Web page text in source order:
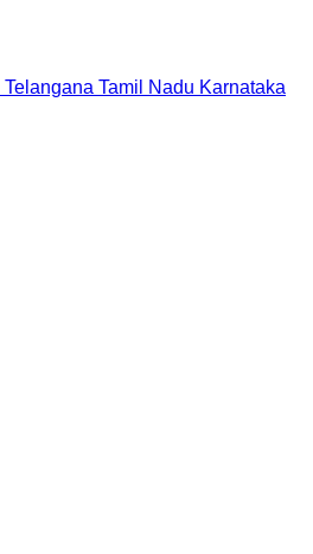
Telangana Tamil Nadu Karnataka